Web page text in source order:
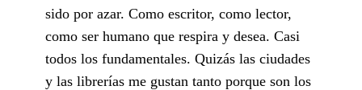
sido por azar. Como escritor, como lector,
como ser humano que respira y desea. Casi
todos los fundamentales. Quizás las ciudades
y las librerías me gustan tanto porque son los